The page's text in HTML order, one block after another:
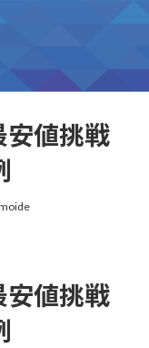
安値挑戦
安値挑戦